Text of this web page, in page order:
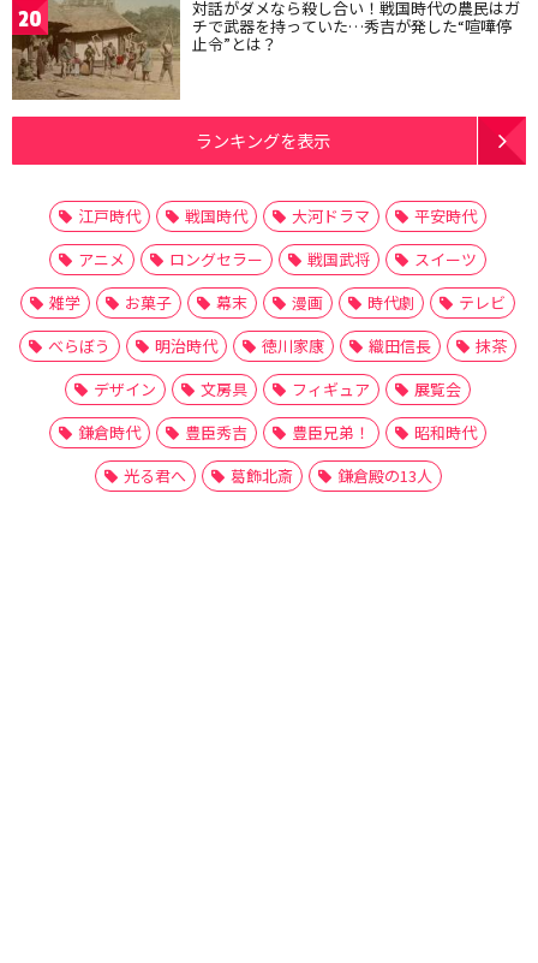
20 対話がダメなら殺し合い！戦国時代の農民はガ
チで武器を持っていた…秀吉が発した“喧嘩停
止令”とは？
ランキングを表示
江戸時代 戦国時代 大河ドラマ
平安時代
アニメ
ロングセラー 戦国武将
スイーツ
雑学
お菓子 幕末 漫画 時代劇
テレビ
べらぼう
明治時代 徳川家康 織田信長
抹茶
デザイン
文房具 フィギュア
展覧会
鎌倉時代
豊臣秀吉 豊臣兄弟！
昭和時代
光る君へ
葛飾北斎 鎌倉殿の13人